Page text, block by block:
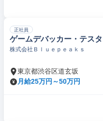
正社員
ゲームデバッカー・テス
株式会社Ｂｌｕｅｐｅａｋｓ
東京都渋谷区道玄坂
月給25万円～50万円